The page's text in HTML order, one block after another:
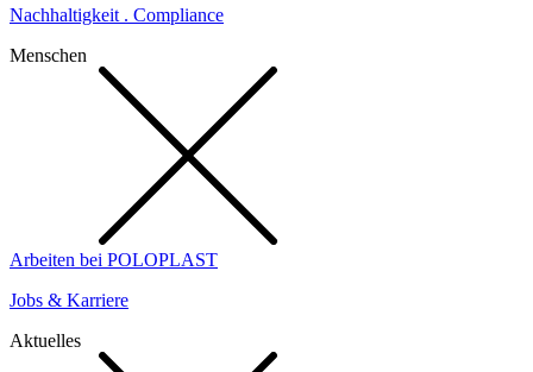
Nachhaltigkeit . Compliance
Menschen
Arbeiten bei POLOPLAST
Jobs & Karriere
Aktuelles